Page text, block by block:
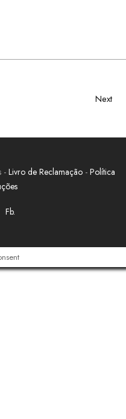
Next
- Livro de Reclamação- Política
Fb.